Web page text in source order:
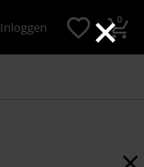
×
Inloggen 0